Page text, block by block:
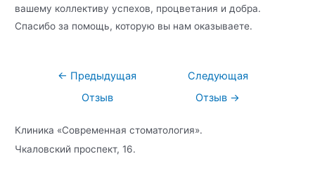
вашему коллективу успехов, процветания и добра.
Спасибо за помощь, которую вы нам оказываете.
Навигация
← Предыдущая
Отзыв
Следующая
Отзыв →
Клиника «Современная стоматология».
Чкаловский проспект, 16.